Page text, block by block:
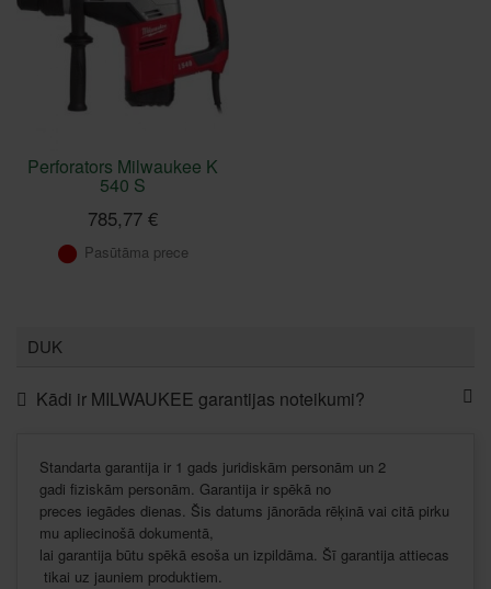
Perforators Milwaukee K
540 S
785,77 €
Pasūtāma prece
DUK
Kādi ir MILWAUKEE garantijas noteikumi?
Standarta garantija ir 1 gads juridiskām personām un 2
gadi fiziskām personām. Garantija ir spēkā no
preces iegādes dienas. Šis datums jānorāda rēķinā vai citā pirku
mu apliecinošā dokumentā,
lai garantija būtu spēkā esoša un izpildāma. Šī garantija attiecas
tikai uz jauniem produktiem.